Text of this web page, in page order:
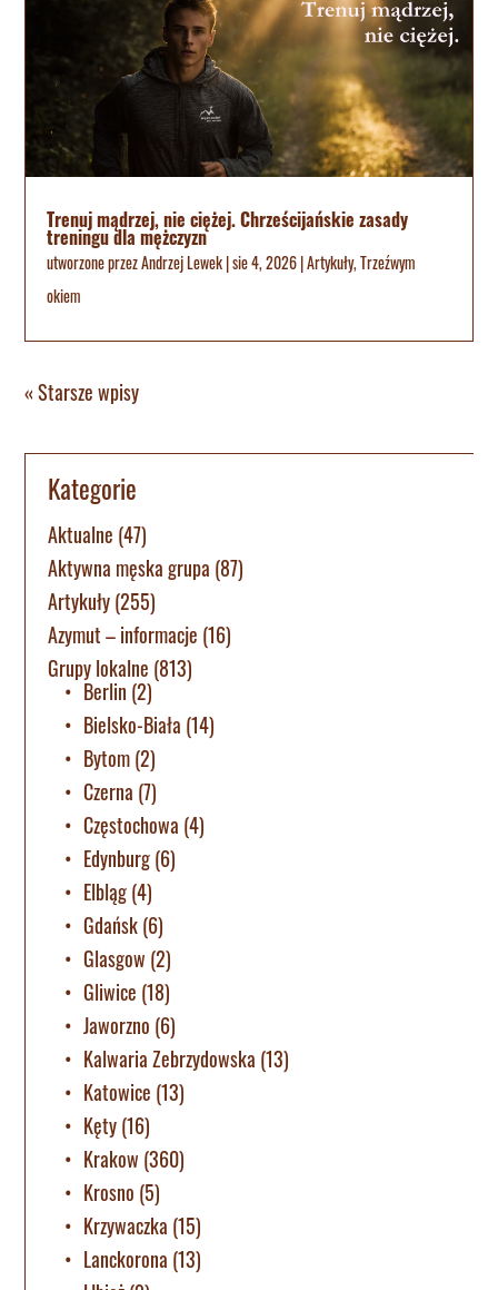
Trenuj mądrzej, nie ciężej. Chrześcijańskie zasady
treningu dla mężczyzn
utworzone przezAndrzej Lewek|sie 4, 2026|Artykuły,Trzeźwym
okiem
« Starsze wpisy
Kategorie
Aktualne (47)
Aktywna męska grupa (87)
Artykuły(255)
Azymut – informacje (16)
Grupy lokalne (813)
Berlin (2)
Bielsko-Biała (14)
Bytom(2)
Czerna (7)
Częstochowa (4)
Edynburg(6)
Elbląg(4)
Gdańsk(6)
Glasgow (2)
Gliwice (18)
Jaworzno (6)
Kalwaria Zebrzydowska (13)
Katowice (13)
Kęty(16)
Krakow (360)
Krosno (5)
Krzywaczka (15)
Lanckorona (13)